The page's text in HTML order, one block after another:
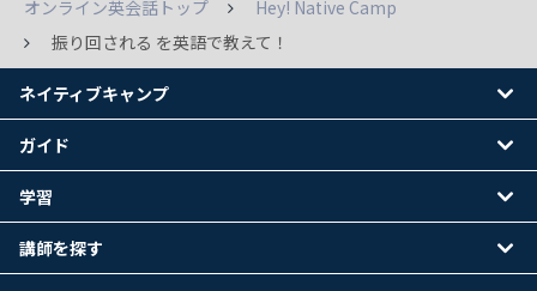
オンライン英会話トップ
Hey! Native Camp
振り回される を英語で教えて！
ネイティブキャンプ
ガイド
学習
講師を探す